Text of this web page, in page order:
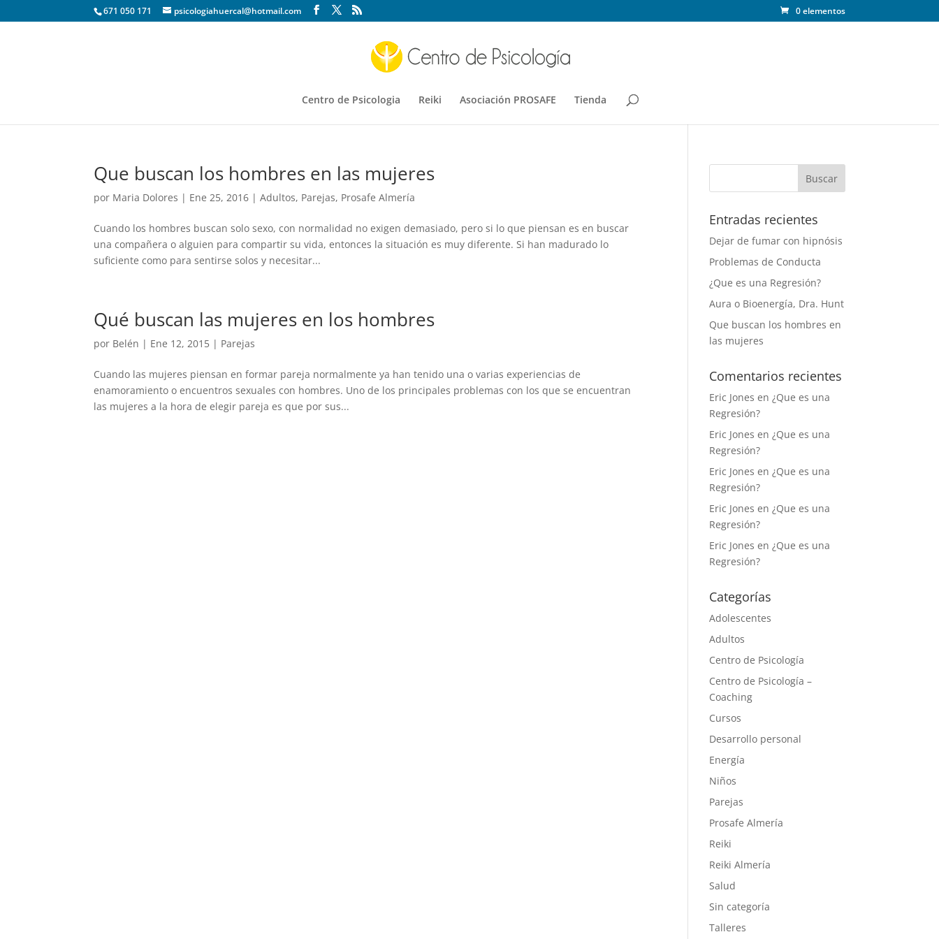
671 050 171 psicologiahuercal@hotmail.com 0 elementos
Centro de Psicologia Reiki Asociación PROSAFE Tienda
Que buscan los hombres en las mujeres
por Maria Dolores | Ene 25, 2016 |Adultos, Parejas, Prosafe Almería
Cuando los hombres buscan solo sexo, con normalidad no exigen demasiado, pero si lo que piensan es en buscar
una compañera o alguien para compartir su vida, entonces la situación es muy diferente. Si han madurado lo
suficiente como para sentirse solos y necesitar...
Qué buscan las mujeres en los hombres
por Belén | Ene 12, 2015 | Parejas
Cuando las mujeres piensan en formar pareja normalmente ya han tenido una o varias experiencias de
enamoramiento o encuentros sexuales con hombres. Uno de los principales problemas con los que se encuentran
las mujeres a la hora de elegir pareja es que por sus...
Entradas recientes
Dejar de fumar con hipnósis
Problemas de Conducta
¿Que es una Regresión?
Aura o Bioenergía, Dra. Hunt
Que buscan los hombres en
las mujeres
Comentarios recientes
Eric Jones en¿Que es una
Regresión?
Eric Jones en¿Que es una
Regresión?
Eric Jones en¿Que es una
Regresión?
Eric Jones en¿Que es una
Regresión?
Eric Jones en¿Que es una
Regresión?
Categorías
Adolescentes
Adultos
Centro de Psicología
Centro de Psicología –
Coaching
Cursos
Desarrollo personal
Energía
Niños
Parejas
Prosafe Almería
Reiki
Reiki Almería
Salud
Sin categoría
Talleres